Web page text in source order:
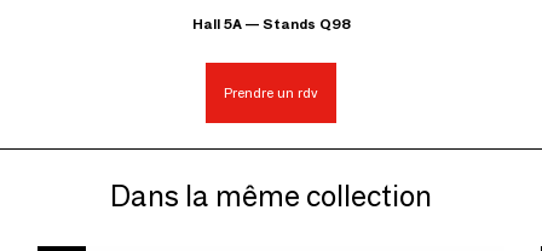
Hall 5A — Stands Q98
Prendre un rdv
Dans la même collection